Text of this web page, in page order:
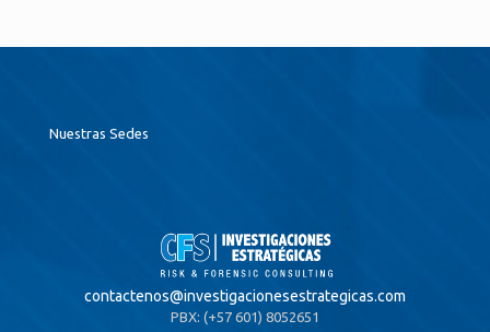
Nuestras Sedes
contactenos@investigacionesestrategicas.com
PBX: (+57 601) 8052651